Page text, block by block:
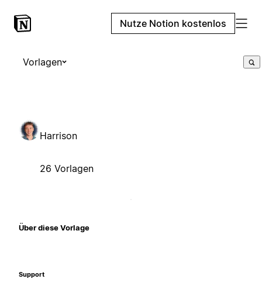
Nutze Notion kostenlos
Vorlagen
Harrison
26 Vorlagen
Über diese Vorlage
Support